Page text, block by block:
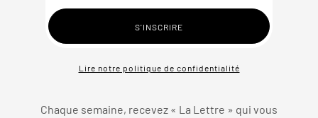
Lire notre politique de confidentialité
Chaque semaine, recevez « La Lettre » qui vous